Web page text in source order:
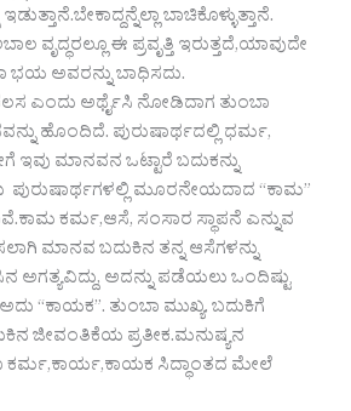
ಬಾಚಿಕೊಳ್ಳುತ್ತಾನೆ.
ವೃದ್ಧರಲ್ಲೂ ಈ ಪ್ರವೃತ್ತಿ ಇರುತ್ತದೆ,ಯಾವುದೇ
ಭಯ ಅವರನ್ನು ಬಾಧಿಸದು.
ಎಂದು ಅರ್ಥೈಸಿ ನೋಡಿದಾಗ ತುಂಬಾ
ಹೊಂದಿದೆ. ಪುರುಷಾರ್ಥದಲ್ಲಿ ಧರ್ಮ,
ಇವು ಮಾನವನ ಒಟ್ಟಾರೆ ಬದುಕನ್ನು
ಪುರುಷಾರ್ಥಗಳಲ್ಲಿ ಮೂರನೇಯದಾದ “ಕಾಮ”
ಕರ್ಮ,ಆಸೆ, ಸಂಸಾರ ಸ್ಥಾಪನೆ ಎನ್ನುವ
ಮಾನವ ಬದುಕಿನ ತನ್ನ ಆಸೆಗಳನ್ನು
ಅಗತ್ಯವಿದ್ದು, ಅದನ್ನು ಪಡೆಯಲು ಒಂದಿಷ್ಟು
“ಕಾಯಕ”. ತುಂಬಾ ಮುಖ್ಯ. ಬದುಕಿಗೆ
ಜೀವಂತಿಕೆಯ ಪ್ರತೀಕ.ಮನುಷ್ಯನ
ಸಿದ್ಧಾಂತದ ಮೇಲೆ